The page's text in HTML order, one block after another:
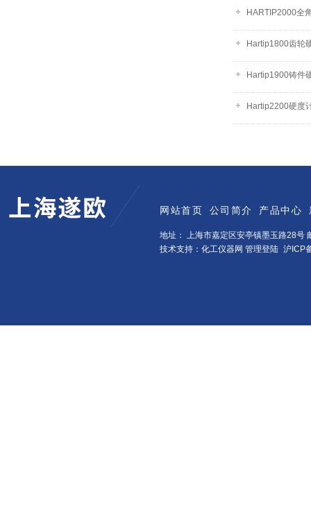
HARTIP2000全
Hartip1800齿轮
Hartip1900铸件
Hartip2200硬度
网站首页 公司简介 产品中心
地址： 上海市嘉定区安亭镇墨玉路28号
技术支持：化工仪器网 管理登陆 沪ICP